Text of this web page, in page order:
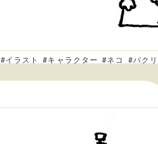
#イラスト #キャラクター #ネコ #パクリ